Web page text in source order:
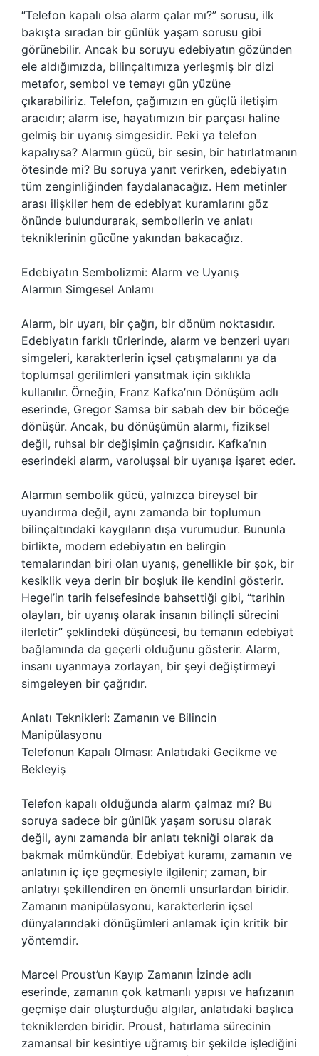
“Telefon kapalı olsa alarm çalar mı?” sorusu, ilk
bakışta sıradan bir günlük yaşam sorusu gibi
görünebilir. Ancak bu soruyu edebiyatın gözünden
ele aldığımızda, bilinçaltımıza yerleşmiş bir dizi
metafor, sembol ve temayı gün yüzüne
çıkarabiliriz. Telefon, çağımızın en güçlü iletişim
aracıdır; alarm ise, hayatımızın bir parçası haline
gelmiş bir uyanış simgesidir. Peki ya telefon
kapalıysa? Alarmın gücü, bir sesin, bir hatırlatmanın
ötesinde mi? Bu soruya yanıt verirken, edebiyatın
tüm zenginliğinden faydalanacağız. Hem metinler
arası ilişkiler hem de edebiyat kuramlarını göz
önünde bulundurarak, sembollerin ve anlatı
tekniklerinin gücüne yakından bakacağız.
Edebiyatın Sembolizmi: Alarm ve Uyanış
Alarmın Simgesel Anlamı
Alarm, bir uyarı, bir çağrı, bir dönüm noktasıdır.
Edebiyatın farklı türlerinde, alarm ve benzeri uyarı
simgeleri, karakterlerin içsel çatışmalarını ya da
toplumsal gerilimleri yansıtmak için sıklıkla
kullanılır. Örneğin, Franz Kafka’nın Dönüşüm adlı
eserinde, Gregor Samsa bir sabah dev bir böceğe
dönüşür. Ancak, bu dönüşümün alarmı, fiziksel
değil, ruhsal bir değişimin çağrısıdır. Kafka’nın
eserindeki alarm, varoluşsal bir uyanışa işaret eder.
Alarmın sembolik gücü, yalnızca bireysel bir
uyandırma değil, aynı zamanda bir toplumun
bilinçaltındaki kaygıların dışa vurumudur. Bununla
birlikte, modern edebiyatın en belirgin
temalarından biri olan uyanış, genellikle bir şok, bir
kesiklik veya derin bir boşluk ile kendini gösterir.
Hegel’in tarih felsefesinde bahsettiği gibi, “tarihin
olayları, bir uyanış olarak insanın bilinçli sürecini
ilerletir” şeklindeki düşüncesi, bu temanın edebiyat
bağlamında da geçerli olduğunu gösterir. Alarm,
insanı uyanmaya zorlayan, bir şeyi değiştirmeyi
simgeleyen bir çağrıdır.
Anlatı Teknikleri: Zamanın ve Bilincin
Manipülasyonu
Telefonun Kapalı Olması: Anlatıdaki Gecikme ve
Bekleyiş
Telefon kapalı olduğunda alarm çalmaz mı? Bu
soruya sadece bir günlük yaşam sorusu olarak
değil, aynı zamanda bir anlatı tekniği olarak da
bakmak mümkündür. Edebiyat kuramı, zamanın ve
anlatının iç içe geçmesiyle ilgilenir; zaman, bir
anlatıyı şekillendiren en önemli unsurlardan biridir.
Zamanın manipülasyonu, karakterlerin içsel
dünyalarındaki dönüşümleri anlamak için kritik bir
yöntemdir.
Marcel Proust’un Kayıp Zamanın İzinde adlı
eserinde, zamanın çok katmanlı yapısı ve hafızanın
geçmişe dair oluşturduğu algılar, anlatıdaki başlıca
tekniklerden biridir. Proust, hatırlama sürecinin
zamansal bir kesintiye uğramış bir şekilde işlediğini